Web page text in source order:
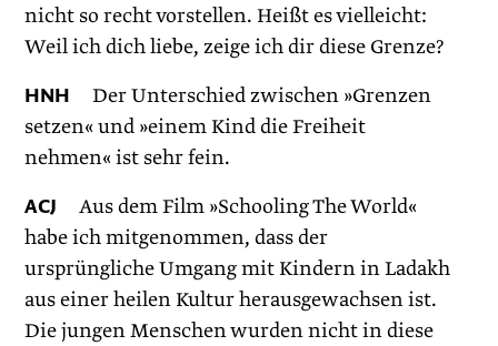
nicht so recht vorstellen. Heißt es vielleicht:
Weil ich dich liebe, zeige ich dir diese Grenze?
HNH Der Unterschied zwischen »Grenzen
setzen« und »einem Kind die Freiheit
nehmen« ist sehr fein.
ACJ Aus dem Film »Schooling The World«
habe ich mitgenommen, dass der
ursprüngliche Umgang mit Kindern in Ladakh
aus einer heilen Kultur herausgewachsen ist.
Die jungen Menschen wurden nicht in diese